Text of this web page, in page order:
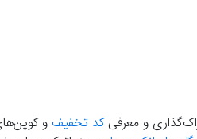
و معرفیکد تخفیفو